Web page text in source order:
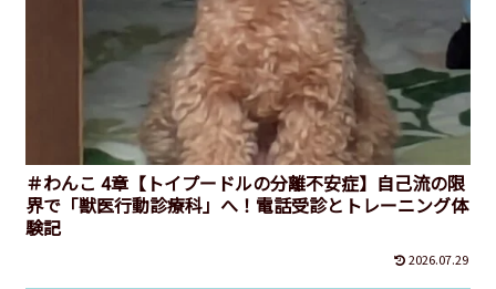
＃わんこ 4章【トイプードルの分離不安症】自己流の限
界で「獣医行動診療科」へ！電話受診とトレーニング体
験記
2026.07.29